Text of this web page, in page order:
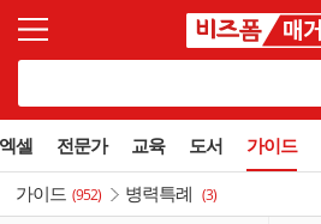
엑셀 전문가 교육 도서 가이드
가이드 (952) 병력특례 (3)